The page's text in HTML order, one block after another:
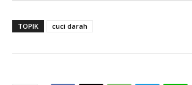
TOPIK cuci darah